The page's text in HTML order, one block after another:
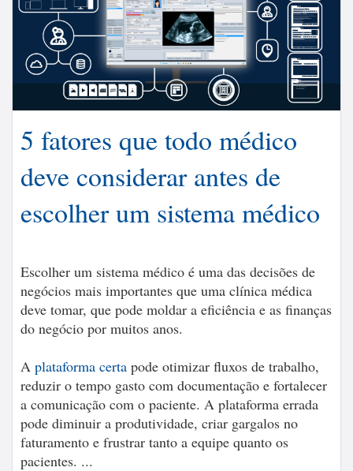
5 fatores que todo médico
deve considerar antes de
escolher um sistema médico
Escolher um sistema médico é uma das decisões de
negócios mais importantes que uma clínica médica
deve tomar, que pode moldar a eficiência e as finanças
do negócio por muitos anos.
A plataforma certa pode otimizar fluxos de trabalho,
reduzir o tempo gasto com documentação e fortalecer
a comunicação com o paciente. A plataforma errada
pode diminuir a produtividade, criar gargalos no
faturamento e frustrar tanto a equipe quanto os
pacientes. ...